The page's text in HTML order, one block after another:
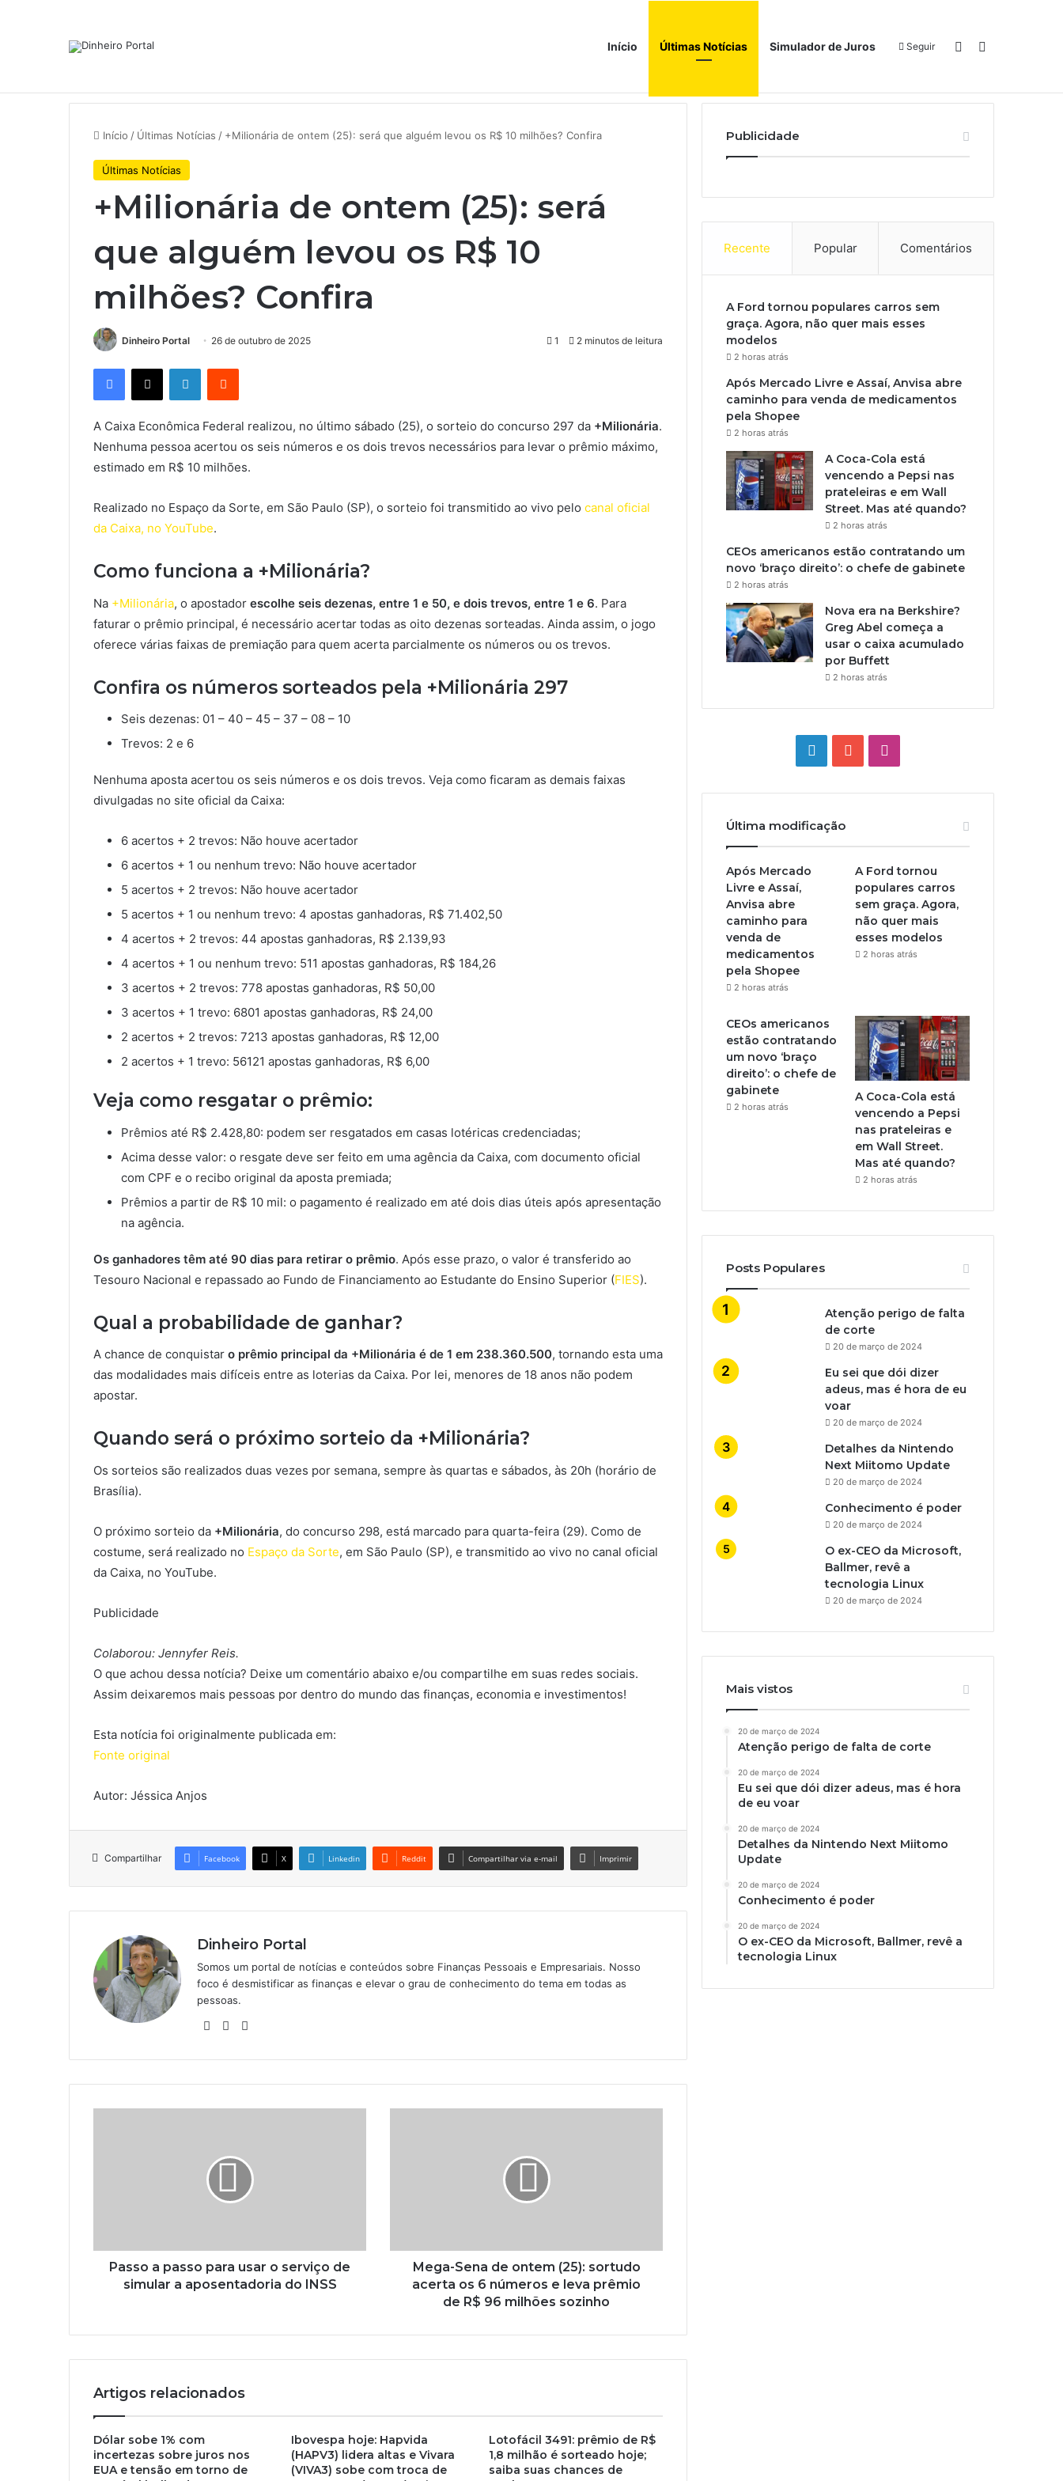
Início Últimas Notícias Simulador de Juros Seguir Switch skin
Início / Últimas Notícias / +Milionária de ontem (25): será que alguém levou os R$ 10 milhões? Confira
Últimas Notícias
+Milionária de ontem (25): será
que alguém levou os R$ 10
milhões? Confira
Dinheiro Portal 26 de outubro de 2025 1 2 minutos de leitura
Facebook
X LinkedinReddit
A Caixa Econômica Federal realizou, no último sábado (25), o sorteio do concurso 297 da +Milionária.
Nenhuma pessoa acertou os seis números e os dois trevos necessários para levar o prêmio máximo,
estimado em R$ 10 milhões.
Realizado no Espaço da Sorte, em São Paulo (SP), o sorteio foi transmitido ao vivo pelo canal oficial
da Caixa, no YouTube.
Como funciona a +Milionária?
Na +Milionária, o apostador escolhe seis dezenas, entre 1 e 50, e dois trevos, entre 1 e 6. Para
faturar o prêmio principal, é necessário acertar todas as oito dezenas sorteadas. Ainda assim, o jogo
oferece várias faixas de premiação para quem acerta parcialmente os números ou os trevos.
Confira os números sorteados pela +Milionária 297
Seis dezenas: 01 – 40 – 45 – 37 – 08 – 10
Trevos: 2 e 6
Nenhuma aposta acertou os seis números e os dois trevos. Veja como ficaram as demais faixas
divulgadas no site oficial da Caixa:
6 acertos + 2 trevos: Não houve acertador
6 acertos + 1 ou nenhum trevo: Não houve acertador
5 acertos + 2 trevos: Não houve acertador
5 acertos + 1 ou nenhum trevo: 4 apostas ganhadoras, R$ 71.402,50
4 acertos + 2 trevos: 44 apostas ganhadoras, R$ 2.139,93
4 acertos + 1 ou nenhum trevo: 511 apostas ganhadoras, R$ 184,26
3 acertos + 2 trevos: 778 apostas ganhadoras, R$ 50,00
3 acertos + 1 trevo: 6801 apostas ganhadoras, R$ 24,00
2 acertos + 2 trevos: 7213 apostas ganhadoras, R$ 12,00
2 acertos + 1 trevo: 56121 apostas ganhadoras, R$ 6,00
Veja como resgatar o prêmio:
Prêmios até R$ 2.428,80: podem ser resgatados em casas lotéricas credenciadas;
Acima desse valor: o resgate deve ser feito em uma agência da Caixa, com documento oficial
com CPF e o recibo original da aposta premiada;
Prêmios a partir de R$ 10 mil: o pagamento é realizado em até dois dias úteis após apresentação
na agência.
Os ganhadores têm até 90 dias para retirar o prêmio. Após esse prazo, o valor é transferido ao
Tesouro Nacional e repassado ao Fundo de Financiamento ao Estudante do Ensino Superior (FIES).
Qual a probabilidade de ganhar?
A chance de conquistar o prêmio principal da +Milionária é de 1 em 238.360.500, tornando esta uma
das modalidades mais difíceis entre as loterias da Caixa. Por lei, menores de 18 anos não podem
apostar.
Quando será o próximo sorteio da +Milionária?
Os sorteios são realizados duas vezes por semana, sempre às quartas e sábados, às 20h (horário de
Brasília).
O próximo sorteio da +Milionária, do concurso 298, está marcado para quarta-feira (29). Como de
costume, será realizado no Espaço da Sorte, em São Paulo (SP), e transmitido ao vivo no canal oficial
da Caixa, no YouTube.
Publicidade
Colaborou: Jennyfer Reis.
O que achou dessa notícia? Deixe um comentário abaixo e/ou compartilhe em suas redes sociais.
Assim deixaremos mais pessoas por dentro do mundo das finanças, economia e investimentos!
Esta notícia foi originalmente publicada em:
Fonte original
Autor: Jéssica Anjos
Compartilhar Facebook X Linkedin Reddit Compartilhar via e-mail Imprimir
Dinheiro Portal
Somos um portal de notícias e conteúdos sobre Finanças Pessoais e Empresariais. Nosso
foco é desmistificar as finanças e elevar o grau de conhecimento do tema em todas as
pessoas.
WebsiteLinkedin
Passo a passo para usar o serviço de
simular a aposentadoria do INSS
Mega-Sena de ontem (25): sortudo
acerta os 6 números e leva prêmio
de R$ 96 milhões sozinho
Artigos relacionados
Dólar sobe 1% com
incertezas sobre juros nos
EUA e tensão em torno de
Ibovespa hoje: Hapvida
(HAPV3) lidera altas e Vivara
(VIVA3) sobe com troca de
Lotofácil 3491: prêmio de R$
1,8 milhão é sorteado hoje;
saiba suas chances de
Publicidade
Recente Popular Comentários
A Ford tornou populares carros sem
graça. Agora, não quer mais esses
modelos
2 horas atrás
Após Mercado Livre e Assaí, Anvisa abre
caminho para venda de medicamentos
pela Shopee
2 horas atrás
A Coca-Cola está
vencendo a Pepsi nas
prateleiras e em Wall
Street. Mas até quando?
2 horas atrás
CEOs americanos estão contratando um
novo ‘braço direito’: o chefe de gabinete
2 horas atrás
Nova era na Berkshire?
Greg Abel começa a
usar o caixa acumulado
por Buffett
2 horas atrás
LinkedinYouTube
Última modificação
Após Mercado
Livre e Assaí,
Anvisa abre
caminho para
venda de
medicamentos
pela Shopee
2 horas atrás
A Ford tornou
populares carros
sem graça. Agora,
não quer mais
esses modelos
2 horas atrás
CEOs americanos
estão contratando
um novo ‘braço
direito’: o chefe de
gabinete
2 horas atrás
A Coca-Cola está
vencendo a Pepsi
nas prateleiras e
em Wall Street.
Mas até quando?
2 horas atrás
Posts Populares
Atenção perigo de falta
de corte
20 de março de 2024
Eu sei que dói dizer
adeus, mas é hora de eu
voar
20 de março de 2024
Detalhes da Nintendo
Next Miitomo Update
20 de março de 2024
Conhecimento é poder
20 de março de 2024
O ex-CEO da Microsoft,
Ballmer, revê a
tecnologia Linux
20 de março de 2024
Mais vistos
20 de março de 2024
Atenção perigo de falta de corte
20 de março de 2024
Eu sei que dói dizer adeus, mas é hora
de eu voar
20 de março de 2024
Detalhes da Nintendo Next Miitomo
Update
20 de março de 2024
Conhecimento é poder
20 de março de 2024
O ex-CEO da Microsoft, Ballmer, revê a
tecnologia Linux